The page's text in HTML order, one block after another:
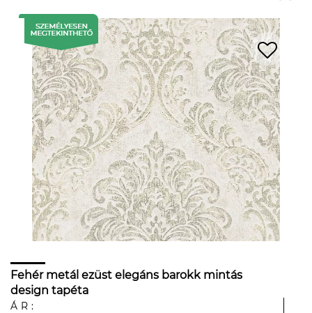
Fehér metál ezüst elegáns barokk mintás
design tapéta
ÁR: